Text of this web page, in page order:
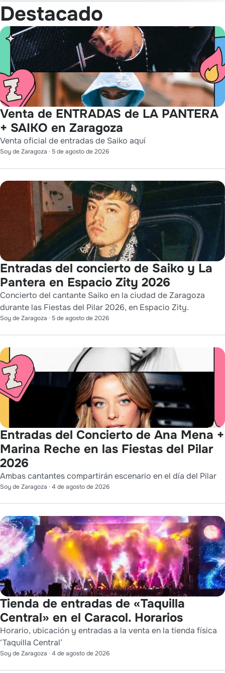
Destacado
Venta de ENTRADAS de LA PANTERA
+ SAIKO en Zaragoza
Venta oficial de entradas de Saiko aquí
Soy de Zaragoza · 5 de agosto de 2026
Entradas del concierto de Saiko y La
Pantera en Espacio Zity 2026
Concierto del cantante Saiko en la ciudad de Zaragoza
durante las Fiestas del Pilar 2026, en Espacio Zity.
Soy de Zaragoza · 5 de agosto de 2026
Entradas del Concierto de Ana Mena +
Marina Reche en las Fiestas del Pilar
2026
Ambas cantantes compartirán escenario en el día del Pilar
Soy de Zaragoza · 4 de agosto de 2026
Tienda de entradas de «Taquilla
Central» en el Caracol. Horarios
Horario, ubicación y entradas a la venta en la tienda física
‘Taquilla Central’
Soy de Zaragoza · 4 de agosto de 2026